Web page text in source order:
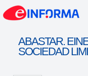
ABASTAR.
SOCIEDAD